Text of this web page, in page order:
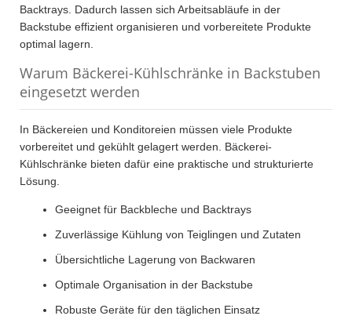
Backtrays. Dadurch lassen sich Arbeitsabläufe in der
Backstube effizient organisieren und vorbereitete Produkte
optimal lagern.
Warum Bäckerei-Kühlschränke in Backstuben
eingesetzt werden
In Bäckereien und Konditoreien müssen viele Produkte
vorbereitet und gekühlt gelagert werden. Bäckerei-
Kühlschränke bieten dafür eine praktische und strukturierte
Lösung.
Geeignet für Backbleche und Backtrays
Zuverlässige Kühlung von Teiglingen und Zutaten
Übersichtliche Lagerung von Backwaren
Optimale Organisation in der Backstube
Robuste Geräte für den täglichen Einsatz